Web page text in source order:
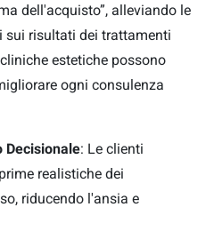
dell'acquisto”, alleviando le
sui risultati dei trattamenti
estetiche possono
ogni consulenza
Decisionale: Le clienti
realistiche dei
riducendo l'ansia e